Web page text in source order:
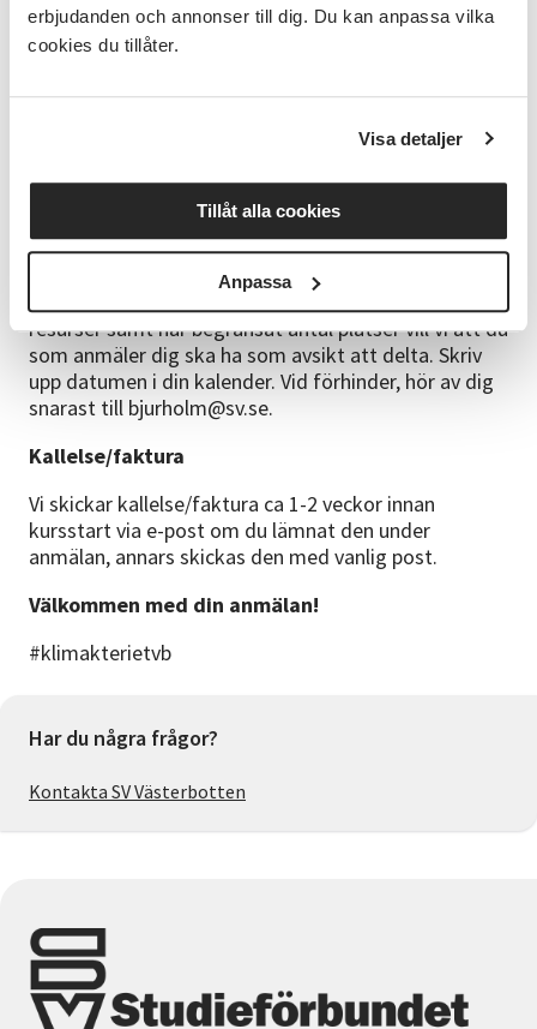
erbjudanden och annonser till dig. Du kan anpassa vilka
cookies du tillåter.
Visa detaljer
Tillåt alla cookies
Anpassa
Det är också möjligt att delta på föreläsningen
digitalt hemifrån, då är deltagaravgiften 150 kr.
Anmälningsinformation
Anmäl dig senast 28 september. Då vi avsätter
resurser samt har begränsat antal platser vill vi att du
som anmäler dig ska ha som avsikt att delta. Skriv
upp datumen i din kalender. Vid förhinder, hör av dig
snarast till bjurholm@sv.se.
Kallelse/faktura
Vi skickar kallelse/faktura ca 1-2 veckor innan
kursstart via e-post om du lämnat den under
anmälan, annars skickas den med vanlig post.
Välkommen med din anmälan!
#klimakterietvb
Har du några frågor?
Kontakta SV Västerbotten